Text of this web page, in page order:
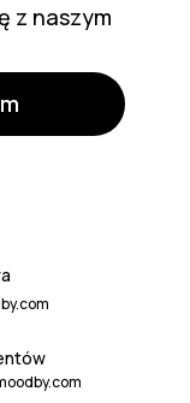
z naszym